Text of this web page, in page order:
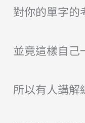
對你的單字的
並竟這樣自己
所以有人講解